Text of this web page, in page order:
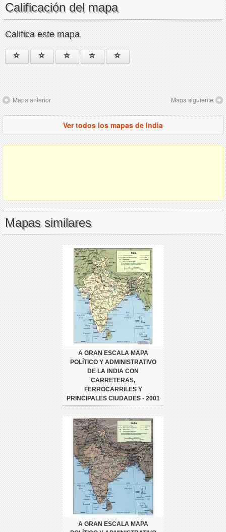
Calificación del mapa
Califica este mapa
Mapa anterior Mapa siguiente
Ver todos los mapas de India
Mapas similares
A GRAN ESCALA MAPA
POLÍTICO Y ADMINISTRATIVO
DE LA INDIA CON
CARRETERAS,
FERROCARRILES Y
PRINCIPALES CIUDADES - 2001
A GRAN ESCALA MAPA